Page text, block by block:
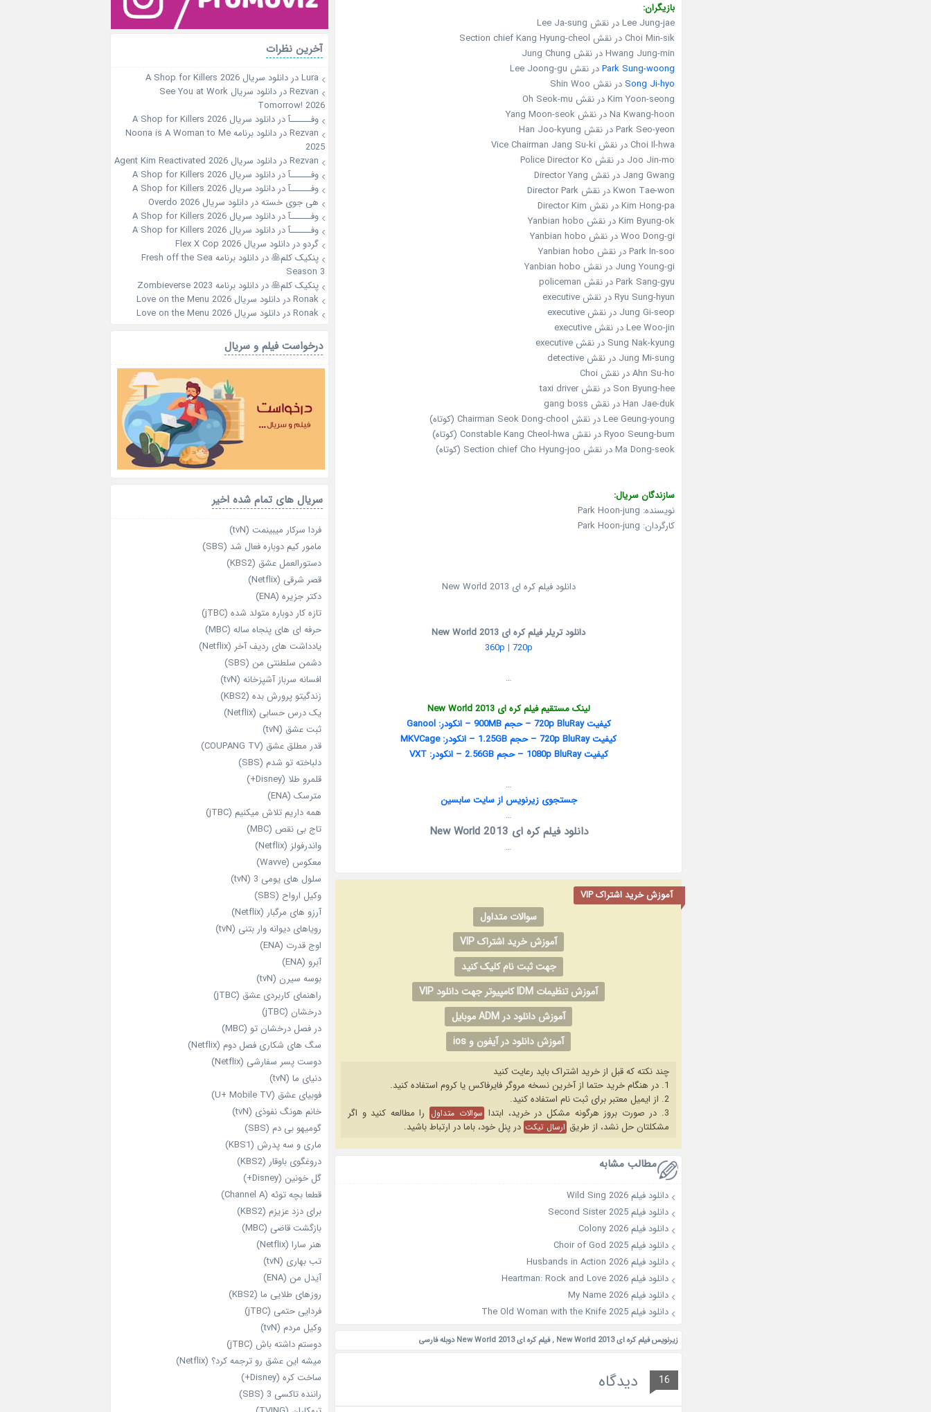
بازیگران:
Lee Jung-jae در نقش Lee Ja-sung
Choi Min-sik در نقش Section chief Kang Hyung-cheol
Hwang Jung-min در نقش Jung Chung
Park Sung-woongدر نقش Lee Joong-gu
Song Ji-hyoدر نقش Shin Woo
Kim Yoon-seong در نقش Oh Seok-mu
Na Kwang-hoon در نقش Yang Moon-seok
Park Seo-yeon در نقش Han Joo-kyung
Choi Il-hwa در نقش Vice Chairman Jang Su-ki
Joo Jin-mo در نقش Police Director Ko
Jang Gwang در نقش Director Yang
Kwon Tae-won در نقش Director Park
Kim Hong-pa در نقش Director Kim
Kim Byung-ok در نقش Yanbian hobo
Woo Dong-gi در نقش Yanbian hobo
Park In-soo در نقش Yanbian hobo
Jung Young-gi در نقش Yanbian hobo
Park Sang-gyu در نقش policeman
Ryu Sung-hyun در نقش executive
Jung Gi-seop در نقش executive
Lee Woo-jin در نقش executive
Sung Nak-kyung در نقش executive
Jung Mi-sung در نقش detective
Ahn Su-ho در نقش Choi
Son Byung-hee در نقش taxi driver
Han Jae-duk در نقش gang boss
Lee Geung-young در نقش Chairman Seok Dong-chool (کوتاه)
Ryoo Seung-bum در نقش Constable Kang Cheol-hwa (کوتاه)
Ma Dong-seok در نقش Section chief Cho Hyung-joo (کوتاه)
سازندگان سریال:
نویسنده: Park Hoon-jung
کارگردان: Park Hoon-jung
دانلود فیلم کره ای New World 2013
دانلود تریلر فیلم کره ای New World 2013
360p | 720p
…
لینک مستقیم فیلم کره ای New World 2013
کیفیت 720p BluRay – حجم 900MB – انکودر: Ganool
کیفیت 720p BluRay – حجم 1.25GB – انکودر: MKVCage
کیفیت 1080p BluRay – حجم 2.56GB – انکودر: VXT
…
جستجوی زیرنویس از سایت سابسین
…
دانلود فیلم کره ای New World 2013
…
آموزش خرید اشتراک VIP
سوالات متداول
آموزش خرید اشتراک VIP
جهت ثبت نام کلیک کنید
آموزش تنظیمات IDM کامپیوتر جهت دانلود VIP
آموزش دانلود در ADM موبایل
آموزش دانلود در آیفون و ios
چند نکته که قبل از خرید اشتراک باید رعایت کنید
1. در هنگام خرید حتما از آخرین نسخه مروگر فایرفاکس یا کروم استفاده کنید.
2. از ایمیل معتبر برای ثبت نام استفاده کنید.
3. در صورت بروز هرگونه مشکل در خرید، ابتدا
سوالات متداول را مطالعه کنید و اگر
مشکلتان حل نشد، از طریق ارسال تیکت در پنل خود، باما در ارتباط باشید.
مطالب مشابه
دانلود فیلم Wild Sing 2026
دانلود فیلم Second Sister 2025
دانلود فیلم Colony 2026
دانلود فیلم Choir of God 2025
دانلود فیلم Husbands in Action 2026
دانلود فیلم Heartman: Rock and Love 2026
دانلود فیلم My Name 2026
دانلود فیلم The Old Woman with the Knife 2025
زیرنویس فیلم کره ای New World 2013 ,فیلم کره ای New World 2013 دوبله فارسی
16 دیدگاه
آخرین نظرات
Luraدردانلود سریال A Shop for Killers 2026
Rezvanدر
دانلود سریال See You at Work
Tomorrow! 2026
وفــــــآدردانلود سریال A Shop for Killers 2026
Rezvanدر
دانلود برنامه Noona is A Woman to Me
2025
Rezvanدردانلود سریال Agent Kim Reactivated 2026
وفــــــآدردانلود سریال A Shop for Killers 2026
وفــــــآدردانلود سریال A Shop for Killers 2026
هی جوی خستهدردانلود سریال Overdo 2026
وفــــــآدردانلود سریال A Shop for Killers 2026
وفــــــآدردانلود سریال A Shop for Killers 2026
گردو دردانلود سریال Flex X Cop 2026
پنکیک کلم🥞در
دانلود برنامه Fresh off the Sea
Season 3
پنکیک کلم🥞دردانلود برنامه Zombieverse 2023
Ronakدردانلود سریال Love on the Menu 2026
Ronakدردانلود سریال Love on the Menu 2026
درخواست فیلم و سریال
سریال های تمام شده اخیر
فردا سرکار میبینمت (tvN)
مامور کیم دوباره فعال شد (SBS)
دستورالعمل عشق (KBS2)
قصر شرقی (Netflix)
دکتر جزیره (ENA)
تازه‌ کار دوباره‌ متولد شده (jTBC)
حرفه‌ ای‌ های پنجاه‌ ساله (MBC)
یادداشت‌ های ردیف آخر (Netflix)
دشمن سلطنتی من (SBS)
افسانه سرباز آشپزخانه (tvN)
زندگیتو پرورش بده (KBS2)
یک درس حسابی (Netflix)
ثبت عشق (tvN)
قدر مطلق عشق (COUPANG TV)
دلباخته تو شدم (SBS)
قلمرو طلا (Disney+)
مترسک (ENA)
همه داریم تلاش میکنیم (jTBC)
تاج بی‌ نقص (MBC)
واندرفولز (Netflix)
معکوس (Wavve)
سلول های یومی 3 (tvN)
وکیل ارواح (SBS)
آرزو های مرگبار (Netflix)
رویاهای دیوانه‌ وار بتنی (tvN)
اوج قدرت (ENA)
آبرو (ENA)
بوسه سیرن (tvN)
راهنمای کاربردی عشق (jTBC)
درخشان (jTBC)
در فصل درخشان تو (MBC)
سگ های شکاری فصل دوم (Netflix)
دوست‌ پسر سفارشی (Netflix)
دنیای ما (tvN)
فوبیای عشق (U+ Mobile TV)
خانم هونگ نفوذی (tvN)
گومیهو بی دم (SBS)
ماری و سه پدرش (KBS1)
دروغگوی باوقار (KBS2)
گل خونین (Disney+)
قطعا بچه توئه (Channel A)
برای دزد عزیزم (KBS2)
بازگشت قاضی (MBC)
هنر سارا (Netflix)
تب بهاری (tvN)
آیدل من (ENA)
روزهای طلایی ما (KBS2)
فردایی حتمی (jTBC)
وکیل مردم (tvN)
دوستم داشته باش (jTBC)
میشه این عشق رو ترجمه کرد؟ (Netflix)
ساخت کره (Disney+)
راننده تاکسی 3 (SBS)